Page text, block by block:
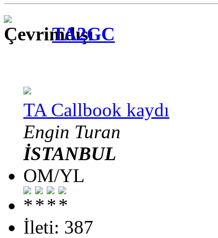
TA2GC
TA Callbook kaydı
Engin Turan
İSTANBUL
OM/YL
İleti: 387